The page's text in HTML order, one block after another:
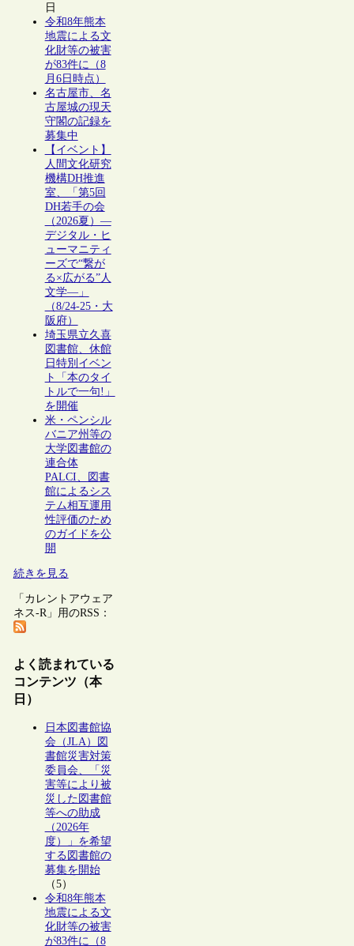
日
令和8年熊本
地震による文
化財等の被害
が83件に（8
月6日時点）
名古屋市、名
古屋城の現天
守閣の記録を
募集中
【イベント】
人間文化研究
機構DH推進
室、「第5回
DH若手の会
（2026夏）―
デジタル・ヒ
ューマニティ
ーズで“繋が
る×広がる”人
文学―」
（8/24-25・大
阪府）
埼玉県立久喜
図書館、休館
日特別イベン
ト「本のタイ
トルで一句!」
を開催
米・ペンシル
バニア州等の
大学図書館の
連合体
PALCI、図書
館によるシス
テム相互運用
性評価のため
のガイドを公
開
続きを見る
「カレントアウェア
ネス-R」用のRSS：
よく読まれている
コンテンツ（本
日）
日本図書館協
会（JLA）図
書館災害対策
委員会、「災
害等により被
災した図書館
等への助成
（2026年
度）」を希望
する図書館の
募集を開始
（5）
令和8年熊本
地震による文
化財等の被害
が83件に（8